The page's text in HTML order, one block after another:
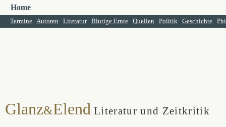
Home
Termine Autoren Literatur Blutige Ernte Quellen Politik Geschichte
Glanz&Elend Literatur und Zeitkritik